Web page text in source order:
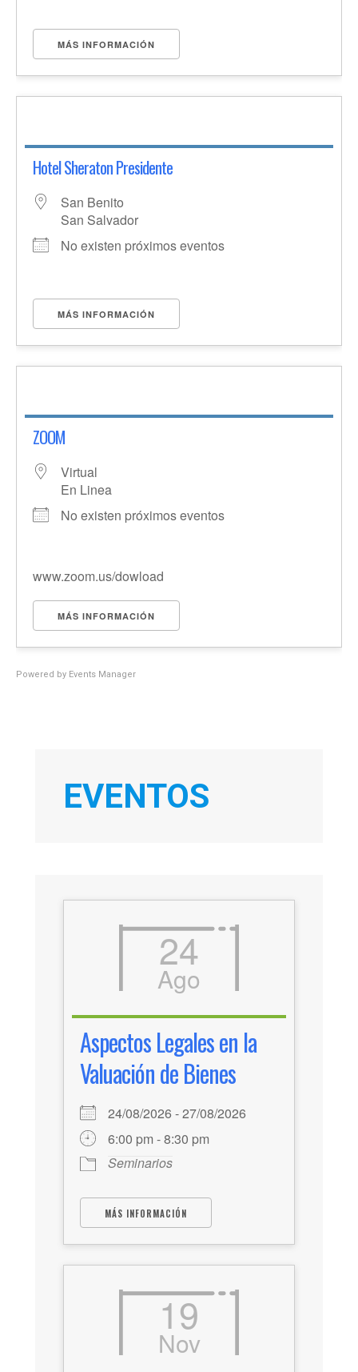
MÁS INFORMACIÓN
Hotel Sheraton Presidente
San Benito
San Salvador
No existen próximos eventos
MÁS INFORMACIÓN
ZOOM
Virtual
En Linea
No existen próximos eventos
www.zoom.us/dowload
MÁS INFORMACIÓN
Powered by Events Manager
EVENTOS
24
Ago
Aspectos Legales en la
Valuación de Bienes
24/08/2026 - 27/08/2026
6:00 pm - 8:30 pm
Seminarios
MÁS INFORMACIÓN
19
Nov